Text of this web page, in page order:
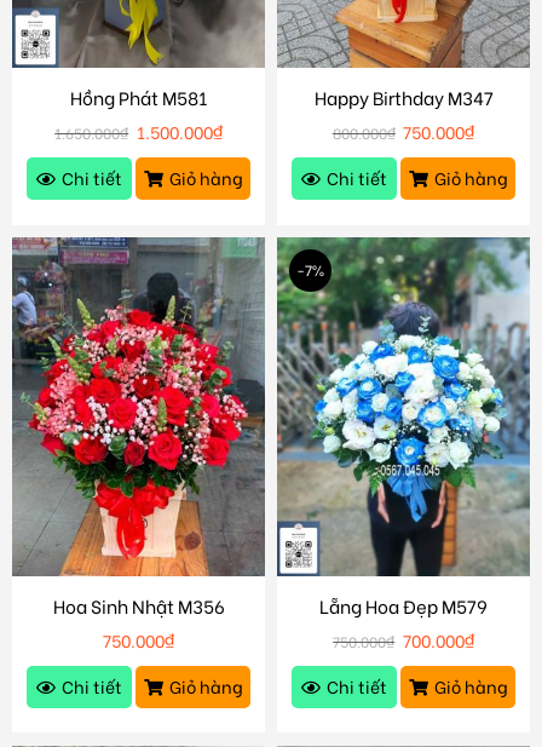
Hồng Phát M581
1.650.000₫ 1.500.000₫
Chi tiết
Giỏ hàng
Happy Birthday M347
800.000₫ 750.000₫
Chi tiết
Giỏ hàng
Hoa Sinh Nhật M356
750.000₫
Chi tiết
Giỏ hàng
-7%
Lẵng Hoa Đẹp M579
750.000₫ 700.000₫
Chi tiết
Giỏ hàng